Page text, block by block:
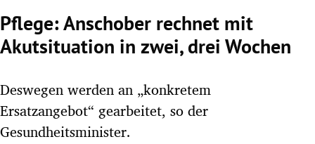
Untermenü
Pflege: Anschober rechnet mit
Akutsituation in zwei, drei Wochen
Deswegen werden an „konkretem
Ersatzangebot“ gearbeitet, so der
Gesundheitsminister.